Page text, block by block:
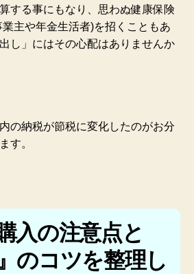
する事にもなり、思わぬ健康保険
主や年金生活者)を招くこともあ
し」にはその心配はありませんか
の納税が節税に変化したのがお分
す。
入の注意点と
のコツを整理し